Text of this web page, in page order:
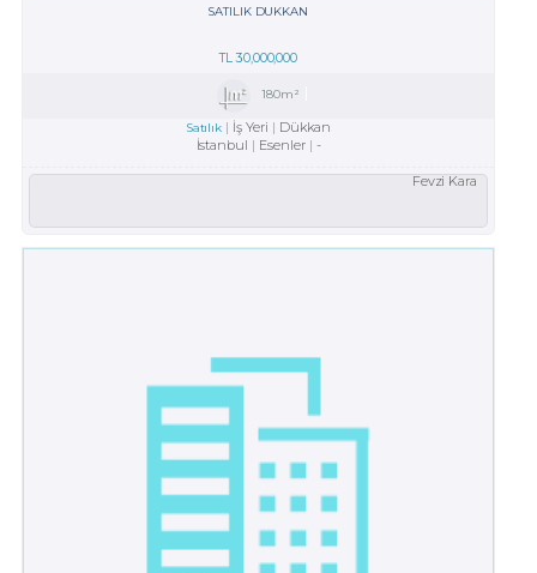
SATILIK DUKKAN
TL30,000,000
180m²
Satılık İş Yeri
Dükkan
İstanbul
Esenler -
Fevzi Kara